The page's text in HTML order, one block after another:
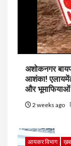
अशोकनगर
आशंका!
और
2 weeks ago
आयकर विभाग